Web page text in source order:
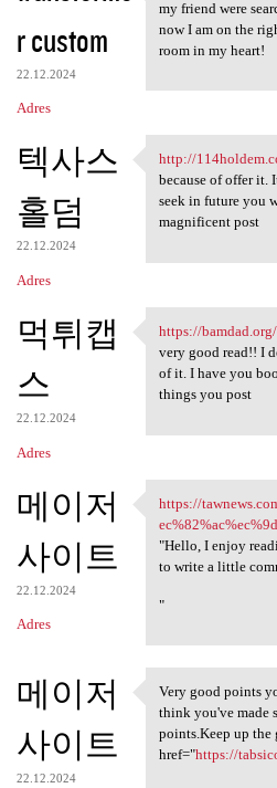
r custom
22.12.2024
Adres
my friend were
now I am on the
room in my heart!
텍사스
홀덤
22.12.2024
Adres
http://
http://
because of offer it.
seek in future you
magnificent post
먹튀캡
스
22.12.2024
Adres
https://
https://bamdad.org/
very good read!! I
of it. I have you
things you post
메이저
사이트
22.12.2024
Adres
https://
https://
"Hello, I enjoy
to write a little
"
메이저
사이트
22.12.2024
Very good
Very good points
think you've made
points.Keep up the
href="https://